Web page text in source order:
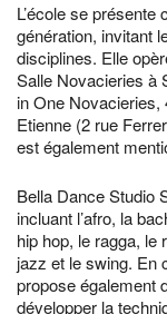
L’école se
génération, invitant
disciplines. Elle
Salle Novacieries à
in One Novacieries,
Etienne (2 rue
est également
Bella Dance Studio
incluant l’afro, la
hip hop, le ragga,
jazz et le swing. En
propose également
développer la